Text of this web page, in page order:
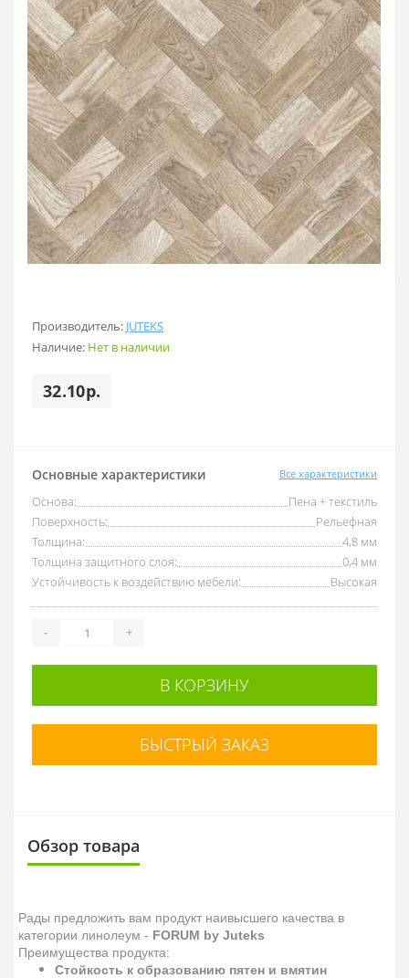
Производитель: JUTEKS
Наличие: Нет в наличии
32.10р.
Основные характеристики Все характеристики
Основа:
Пена + текстиль
Поверхность:
Рельефная
Толщина:
4,8 мм
Толщина защитного слоя:
0,4 мм
Устойчивость к воздействию мебели:
Высокая
- +
В КОРЗИНУ
БЫСТРЫЙ ЗАКАЗ
Обзор товара
Рады предложить вам продукт наивысшего качества в
категории линолеум - FORUM by Juteks
Преимущества продукта:
Стойкость к образованию пятен и вмятин